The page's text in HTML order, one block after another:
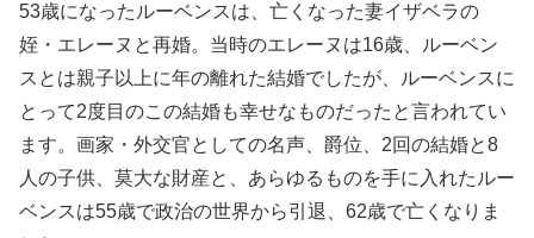
53歳になったルーベンスは、亡くなった妻イザベラの
姪・エレーヌと再婚。当時のエレーヌは16歳、ルーベン
スとは親子以上に年の離れた結婚でしたが、ルーベンスに
とって2度目のこの結婚も幸せなものだったと言われてい
ます。画家・外交官としての名声、爵位、2回の結婚と8
人の子供、莫大な財産と、あらゆるものを手に入れたルー
ベンスは55歳で政治の世界から引退、62歳で亡くなりま